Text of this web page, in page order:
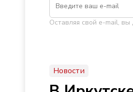
Оставляя свой e-mail, вы
Новости